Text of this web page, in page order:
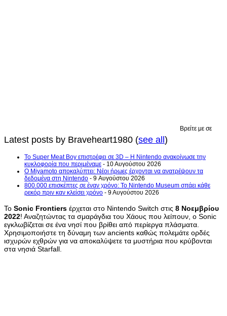
Βρείτε με σε
Latest posts by Braveheart1980 (see all)
Το Super Meat Boy επιστρέφει σε 3D – Η Nintendo ανακοίνωσε την
κυκλοφορία που περιμέναμε - 10 Αυγούστου 2026
Ο Miyamoto αποκαλύπτει: Νέοι ήρωες έρχονται να ανατρέψουν τα
δεδομένα στη Nintendo - 9 Αυγούστου 2026
800.000 επισκέπτες σε έναν χρόνο: Το Nintendo Museum σπάει κάθε
ρεκόρ πριν καν κλείσει χρόνο - 9 Αυγούστου 2026
Το Sonic Frontiers έρχεται στο Nintendo Switch στις 8 Νοεμβρίου
2022! Αναζητώντας τα σμαράγδια του Χάους που λείπουν, ο Sonic
εγκλωβίζεται σε ένα νησί που βρίθει από περίεργα πλάσματα.
Χρησιμοποιήστε τη δύναμη των ancients καθώς πολεμάτε ορδές
ισχυρών εχθρών για να αποκαλύψετε τα μυστήρια που κρύβονται
στα νησιά Starfall.